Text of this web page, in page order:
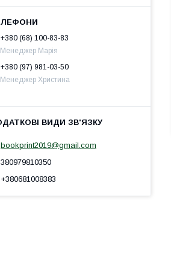
+380 (68) 100-83-83
Менеджер Марія
+380 (97) 981-03-50
Менеджер Христина
bookprint2019@gmail.com
380979810350
+380681008383